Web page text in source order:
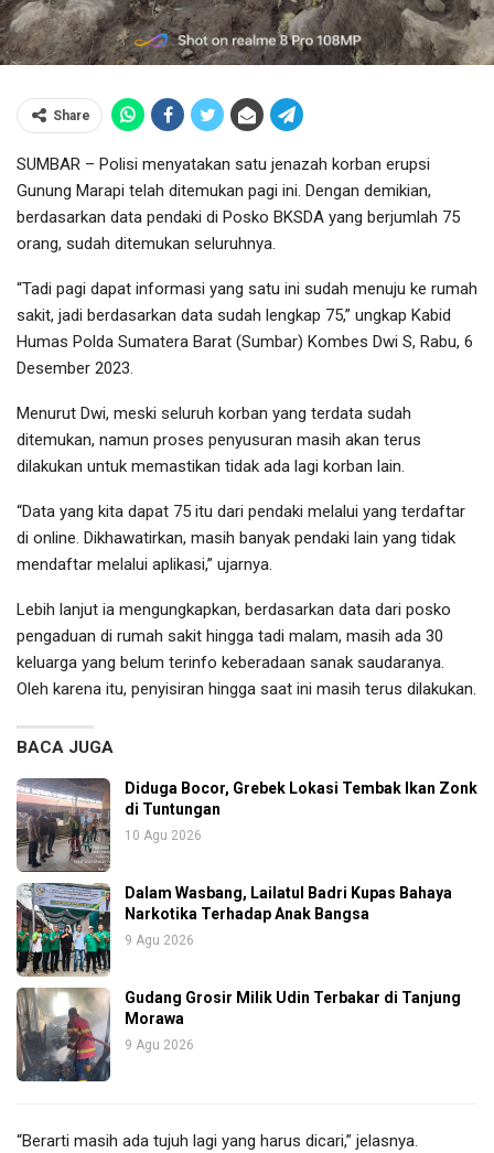
Share
SUMBAR – Polisi menyatakan satu jenazah korban erupsi
Gunung Marapi telah ditemukan pagi ini. Dengan demikian,
berdasarkan data pendaki di Posko BKSDA yang berjumlah 75
orang, sudah ditemukan seluruhnya.
“Tadi pagi dapat informasi yang satu ini sudah menuju ke rumah
sakit, jadi berdasarkan data sudah lengkap 75,” ungkap Kabid
Humas Polda Sumatera Barat (Sumbar) Kombes Dwi S, Rabu, 6
Desember 2023.
Menurut Dwi, meski seluruh korban yang terdata sudah
ditemukan, namun proses penyusuran masih akan terus
dilakukan untuk memastikan tidak ada lagi korban lain.
“Data yang kita dapat 75 itu dari pendaki melalui yang terdaftar
di online. Dikhawatirkan, masih banyak pendaki lain yang tidak
mendaftar melalui aplikasi,” ujarnya.
Lebih lanjut ia mengungkapkan, berdasarkan data dari posko
pengaduan di rumah sakit hingga tadi malam, masih ada 30
keluarga yang belum terinfo keberadaan sanak saudaranya.
Oleh karena itu, penyisiran hingga saat ini masih terus dilakukan.
BACA JUGA
Diduga Bocor, Grebek Lokasi Tembak Ikan Zonk
di Tuntungan
10 Agu 2026
Dalam Wasbang, Lailatul Badri Kupas Bahaya
Narkotika Terhadap Anak Bangsa
9 Agu 2026
Gudang Grosir Milik Udin Terbakar di Tanjung
Morawa
9 Agu 2026
“Berarti masih ada tujuh lagi yang harus dicari,” jelasnya.